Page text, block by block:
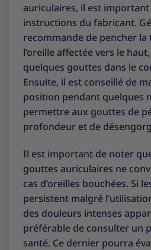
auriculaires, il est important
instructions du fabricant.
recommande de pencher la
l’oreille affectée vers le
quelques gouttes dans le
Ensuite, il est conseillé de
position pendant quelques
permettre aux gouttes de
profondeur et de
Il est important de noter
gouttes auriculaires ne
cas d’oreilles bouchées. Si
persistent malgré
des douleurs intenses
préférable de consulter un
santé. Ce dernier pourra